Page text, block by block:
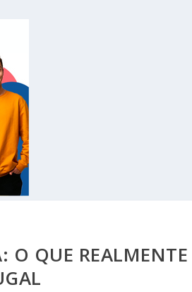
O QUE REALMENTE